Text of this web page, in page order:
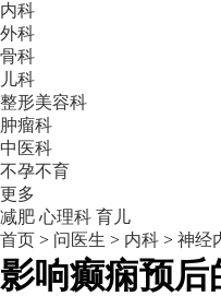
内科
外科
骨科
儿科
整形美容科
肿瘤科
中医科
不孕不育
更多
减肥 心理科 育儿
首页 > 问医生 > 内科 > 神经
影响癫痫预后